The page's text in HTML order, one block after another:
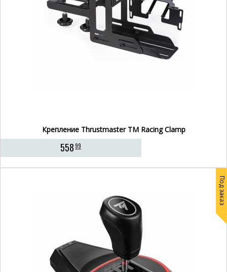
Крепление Thrustmaster TM Racing Clamp
55899
Под заказ